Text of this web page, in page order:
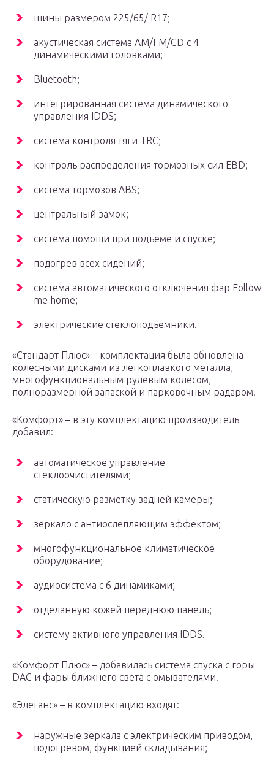
шины размером 225/65/ R17;
акустическая система AM/FM/CD с 4
динамическими головками;
Bluetooth;
интегрированная система динамического
управления IDDS;
система контроля тяги TRC;
контроль распределения тормозных сил EBD;
система тормозов ABS;
центральный замок;
система помощи при подъеме и спуске;
подогрев всех сидений;
система автоматического отключения фар Follow
me home;
электрические стеклоподъемники.
«Стандарт Плюс» – комплектация была обновлена
колесными дисками из легкоплавкого металла,
многофункциональным рулевым колесом,
полноразмерной запаской и парковочным радаром.
«Комфорт» – в эту комплектацию производитель
добавил:
автоматическое управление
стеклоочистителями;
статическую разметку задней камеры;
зеркало с антиослепляющим эффектом;
многофункциональное климатическое
оборудование;
аудиосистема с 6 динамиками;
отделанную кожей переднюю панель;
систему активного управления IDDS.
«Комфорт Плюс» – добавилась система спуска с горы
DAC и фары ближнего света с омывателями.
«Элеганс» – в комплектацию входят:
наружные зеркала с электрическим приводом,
подогревом, функцией складывания;